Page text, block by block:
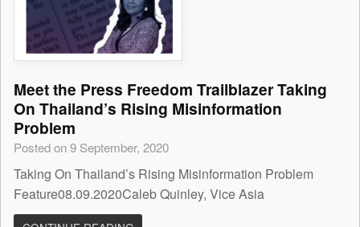
Meet the Press Freedom Trailblazer Taking
On Thailand’s Rising Misinformation
Problem
Posted on 9 September, 2020
Taking On Thailand’s Rising Misinformation Problem
Feature08.09.2020Caleb Quinley, Vice Asia